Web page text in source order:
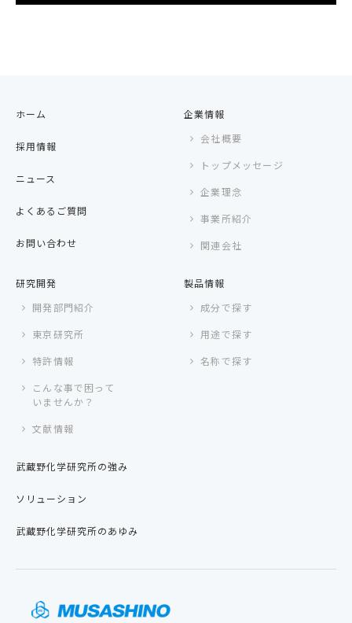
ホーム
採用情報
ニュース
よくあるご質問
お問い合わせ
企業情報
会社概要
トップメッセージ
企業理念
事業所紹介
関連会社
研究開発
開発部門紹介
東京研究所
特許情報
こんな事で困って
いませんか？
文献情報
製品情報
成分で探す
用途で探す
名称で探す
武蔵野化学研究所の強み
ソリューション
武蔵野化学研究所のあゆみ